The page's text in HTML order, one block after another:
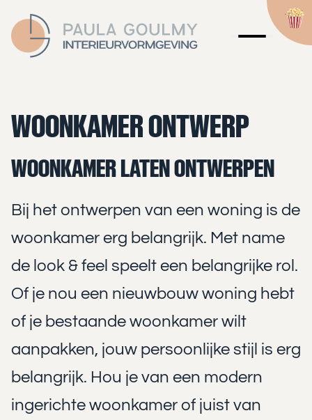
WOONKAMER ONTWERP
WOONKAMER LATEN ONTWERPEN
Bij het ontwerpen van een woning is de
woonkamer erg belangrijk. Met name
de look & feel speelt een belangrijke rol.
Of je nou een nieuwbouw woning hebt
of je bestaande woonkamer wilt
aanpakken, jouw persoonlijke stijl is erg
belangrijk. Hou je van een modern
ingerichte woonkamer of juist van